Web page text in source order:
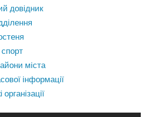
довідник
спорт
міста
інформації